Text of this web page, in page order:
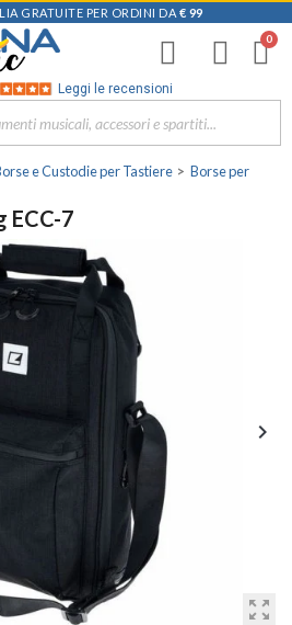
GRATUITE PER ORDINI DA € 99
Leggi le recensioni
e Custodie per Tastiere
Borse per
ECC-7
zoom_out_map
